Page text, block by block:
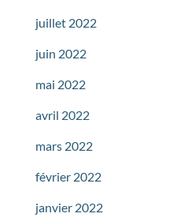
juillet 2022
juin 2022
mai 2022
avril 2022
mars 2022
février 2022
janvier 2022